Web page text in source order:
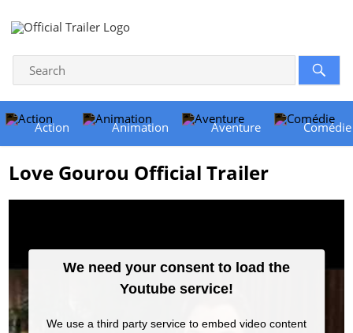
Action Animation Aventure Comédie
Love Gourou Official Trailer
We need your consent to load the
Youtube service!
We use a third party service to embed video content